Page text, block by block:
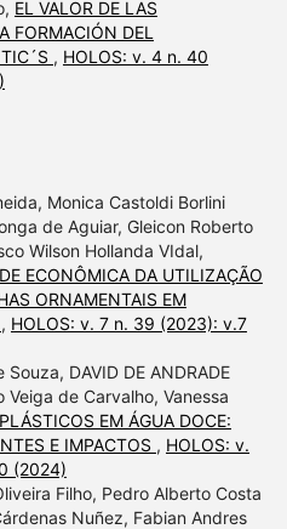
EL VALOR DE LAS
FORMACIÓN DEL
, HOLOS: v. 4 n. 40
Monica Castoldi Borlini
de Aguiar, Gleicon Roberto
Wilson Hollanda VIdal,
ECONÔMICA DA UTILIZAÇÃO
ORNAMENTAIS EM
, HOLOS: v. 7 n. 39 (2023): v.7
DAVID DE ANDRADE
Veiga de Carvalho, Vanessa
EM ÁGUA DOCE:
E IMPACTOS , HOLOS: v.
(2024)
Filho, Pedro Alberto Costa
Nuñez, Fabian Andres